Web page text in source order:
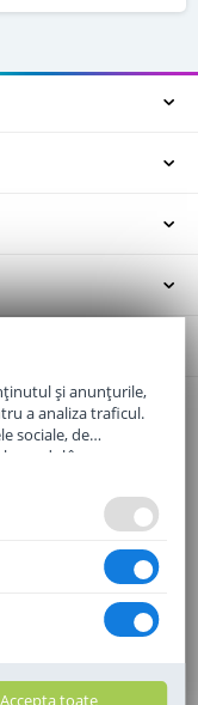
și anunțurile,
a analiza traficul.
sociale, de
modul în care
alte informații
Accepta toate